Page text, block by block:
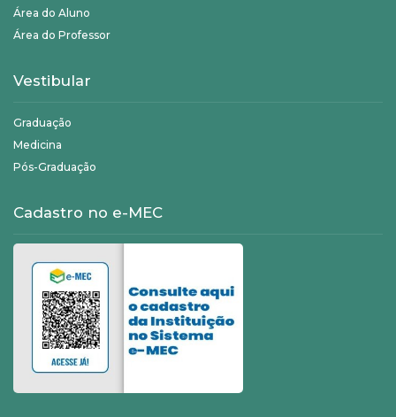
Área do Aluno
Área do Professor
Vestibular
Graduação
Medicina
Pós-Graduação
Cadastro no e-MEC